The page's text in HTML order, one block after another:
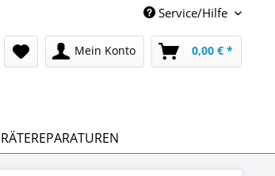
Service/Hilfe
Mein Konto 0,00 € *